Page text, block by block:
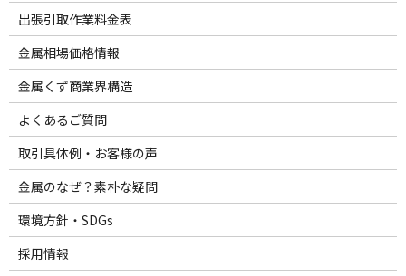
出張引取作業料金表
金属相場価格情報
金属くず商業界構造
よくあるご質問
取引具体例・お客様の声
金属のなぜ？素朴な疑問
環境方針・SDGs
採用情報